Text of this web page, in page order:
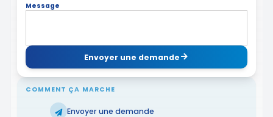
Message
Envoyer une demande
COMMENT ÇA MARCHE
Envoyer une demande